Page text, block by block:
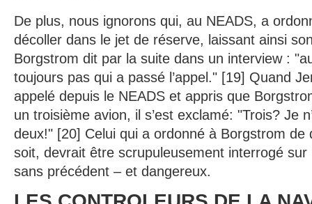
De plus, nous ignorons qui, au NEADS, a
décoller dans le jet de réserve, laissant ainsi
Borgstrom dit par la suite dans un interview :
toujours pas qui a passé l’appel." [19] Quand
appelé depuis le NEADS et appris que
un troisième avion, il s’est exclamé: "Trois? Je
deux!" [20] Celui qui a ordonné à Borgstrom de
soit, devrait être scrupuleusement interrogé sur
sans précédent – et dangereux.